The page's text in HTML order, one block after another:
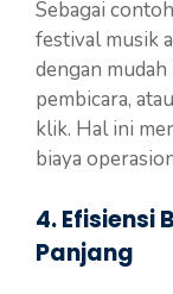
Sebagai
festival musik
dengan
pembicara,
klik. Hal ini
biaya
4. Efisiensi
Panjang